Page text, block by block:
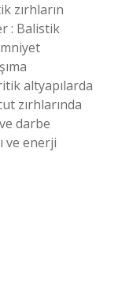
zırhların
: Balistik
altyapılarda
zırhlarında
darbe
ve enerji